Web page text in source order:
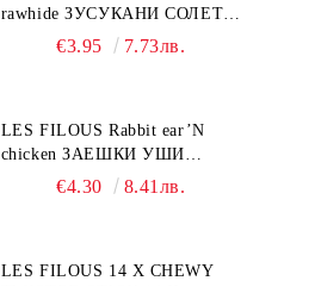
rawhide ЗУСУКАНИ СОЛЕТИ
С ПИЛЕШКО, лакомство за
€3.95 7.73лв.
LES FILOUS Rabbit ear’N
chicken ЗАЕШКИ УШИ
лакомство за куче, 50 г
€4.30 8.41лв.
LES FILOUS 14 X CHEWY